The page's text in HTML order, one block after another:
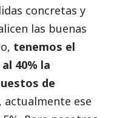
concretas y
las buenas
tenemos el
40% la
de
actualmente ese